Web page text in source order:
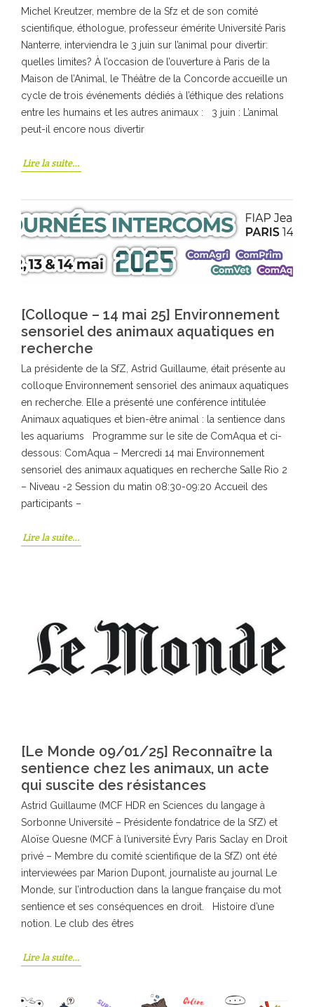
Michel Kreutzer, membre de la Sfz et de son comité
scientifique, éthologue, professeur émérite Université Paris
Nanterre, interviendra le 3 juin sur l’animal pour divertir:
quelles limites? À l’occasion de l’ouverture à Paris de la
Maison de l’Animal, le Théâtre de la Concorde accueille un
cycle de trois événements dédiés à l’éthique des relations
entre les humains et les autres animaux : 3 juin : L’animal
peut-il encore nous divertir
Lire la suite…
[Colloque – 14 mai 25] Environnement
sensoriel des animaux aquatiques en
recherche
La présidente de la SfZ, Astrid Guillaume, était présente au
colloque Environnement sensoriel des animaux aquatiques
en recherche. Elle a présenté une conférence intitulée
Animaux aquatiques et bien-être animal : la sentience dans
les aquariums Programme sur le site de ComAqua et ci-
dessous: ComAqua – Mercredi 14 mai Environnement
sensoriel des animaux aquatiques en recherche Salle Rio 2
– Niveau -2 Session du matin 08:30-09:20 Accueil des
participants –
Lire la suite…
[Le Monde 09/01/25] Reconnaître la
sentience chez les animaux, un acte
qui suscite des résistances
Astrid Guillaume (MCF HDR en Sciences du langage à
Sorbonne Université – Présidente fondatrice de la SfZ) et
Aloïse Quesne (MCF à l’université Évry Paris Saclay en Droit
privé – Membre du comité scientifique de la SfZ) ont été
interviewées par Marion Dupont, journaliste au journal Le
Monde, sur l’introduction dans la langue française du mot
sentience et ses conséquences en droit. Histoire d’une
notion. Le club des êtres
Lire la suite…